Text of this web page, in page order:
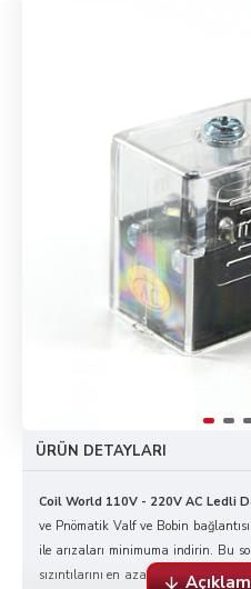
ÜRÜN DETAYLARI
Coil World 110V - 220V AC Ledli
ve Pnömatik Valf ve Bobin
ile arızaları minimuma indirin. Bu
sızıntılarını en aza indirerek